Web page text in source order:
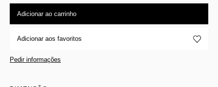
Adicionar ao carrinho
Adicionar aos favoritos
Pedir informações